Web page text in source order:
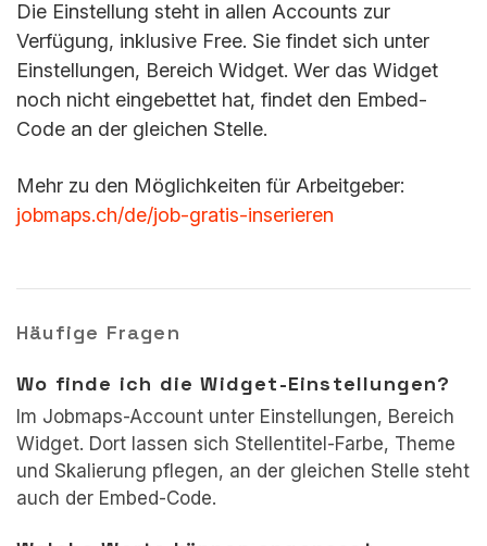
Die Einstellung steht in allen Accounts zur
Verfügung, inklusive Free. Sie findet sich unter
Einstellungen, Bereich Widget. Wer das Widget
noch nicht eingebettet hat, findet den Embed-
Code an der gleichen Stelle.
Mehr zu den Möglichkeiten für Arbeitgeber:
jobmaps.ch/de/job-gratis-inserieren
Häufige Fragen
Wo finde ich die Widget-Einstellungen?
Im Jobmaps-Account unter Einstellungen, Bereich
Widget. Dort lassen sich Stellentitel-Farbe, Theme
und Skalierung pflegen, an der gleichen Stelle steht
auch der Embed-Code.